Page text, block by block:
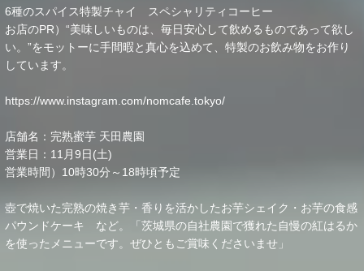
6種のスパイス特製チャイ スペシャリティコーヒー
お店のPR）“美味しいものは、毎日安心して飲めるものであって欲し
い。”をモットーに手間暇と真心を込めて、特製のお飲み物をお作り
しています。
https://www.instagram.com/nomcafe.tokyo/
店舗名：完熟蜜芋 天田農園
営業日：11月9日(土)
営業時間）10時30分～18時頃予定
壺で焼いた完熟の焼き芋・香りを活かしたお芋シェイク・お芋の食感
パウンドケーキ など。「茨城県の自社農園で獲れた自慢の紅はるか
を使ったメニューです。ぜひともご賞味くださいませ」